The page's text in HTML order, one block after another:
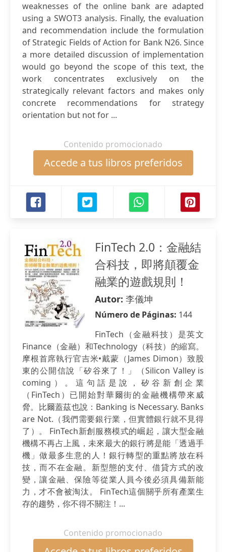
weaknesses of the online bank are adapted
using a SWOT3 analysis. Finally, the evaluation
and recommendation include the formulation
of Strategic Fields of Action for Bank N26. Since
a more detailed discussion of implementation
would go beyond the scope of this text, the
work concentrates exclusively on the
strategically relevant factors and makes only
concrete recommendations for strategy
orientation but not for ...
Contenido promocionado
Accede a tus libros preferidos
FinTech 2.0：金融結
合科技，即將顛覆金
融業的遊戲規則！
Autor: 李儀坤
Número de Páginas: 144
FinTech（金融科技）是英文
Finance（金融）和Technology（科技）的縮寫。
摩根首席執行官吉米•戴蒙（James Dimon）致股
東的公開信說「矽谷來了！」（Silicon Valley is
coming）。這句話是說，矽谷新創企業
（FinTech）已開始對華爾街的金融機構帶來威
脅。比爾蓋茲也說：Banking is Necessary. Banks
are Not.（我們需要銀行業，但實體銀行就不見得
了）。 FinTech新創服務模式的崛起，讓大型金融
機構不再占上風，未來最大的銀行將是能「透過手
機」做最多生意的人！銀行轉型的重點將放在科
技，而不在金融。新型態的支付、借貸方式的改
變，讓金融、保險等從業人員今後必須具備新能
力，才不會被淘汰。 FinTech這個關乎所有產業生
存的趨勢，你不得不關注！...
Contenido promocionado